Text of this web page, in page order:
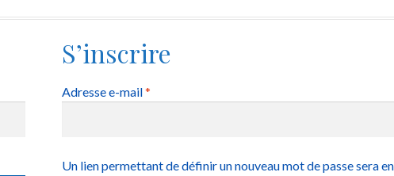
S’inscrire
Adresse e-mail*
Un lien permettant de définir un nouveau mot de passe sera